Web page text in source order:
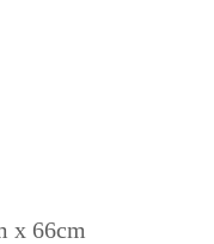
x 66cm